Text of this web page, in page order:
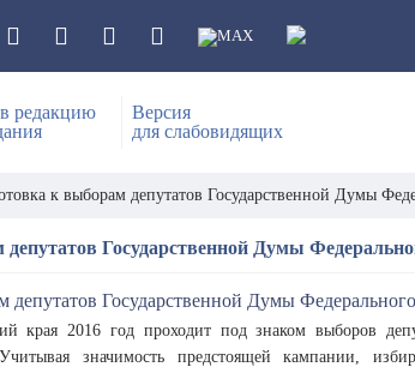
редакцию
Версия
для слабовидящих
к выборам депутатов Государственной Думы
Государственной Думы
края 2016 год проходит под знаком выборов
значимость предстоящей кампании,